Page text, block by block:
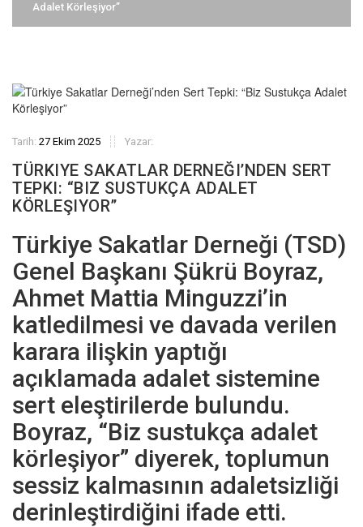
Adalet Körleşiyor”
Tarih: 27 Ekim 2025 Yazar:
TÜRKIYE SAKATLAR DERNEĞI’NDEN SERT
TEPKI: “BIZ SUSTUKÇA ADALET
KÖRLEŞIYOR”
Türkiye Sakatlar Derneği (TSD)
Genel Başkanı Şükrü Boyraz,
Ahmet Mattia Minguzzi’in
katledilmesi ve davada verilen
karara ilişkin yaptığı
açıklamada adalet sistemine
sert eleştirilerde bulundu.
Boyraz, “Biz sustukça adalet
körleşiyor” diyerek, toplumun
sessiz kalmasının adaletsizliği
derinleştirdiğini ifade etti.